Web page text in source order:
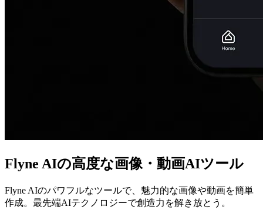
Flyne AIの高度な画像・動画AIツール
Flyne AIのパワフルなツールで、魅力的な画像や動画を簡単
作成。最先端AIテクノロジーで創造力を解き放とう。